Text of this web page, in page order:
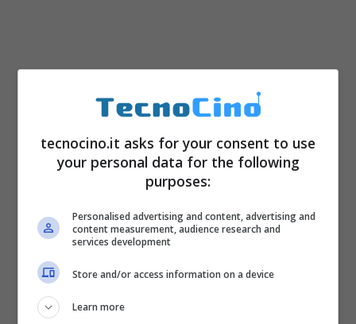
servizio Amazon Pay Monthly effettuerà
del clienti in pochi minuti. Al termine della
verifica, il cliente potrà acquistare i prodotti
desiderati con una metodologia di
pagamento rateale, oppure no. Per il
momento, Amazon Pay Monthly è un servizio
interessante, anche se il
del 16,9%
tecnocino.it asks for your consent to use
your personal data for the following
purposes:
Personalised advertising and content, advertising and
content measurement, audience research and
services development
Store and/or access information on a device
Learn more